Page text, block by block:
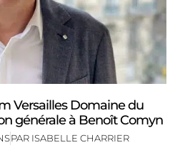
Versailles Domaine du
générale à Benoît Comyn
PAR ISABELLE CHARRIER